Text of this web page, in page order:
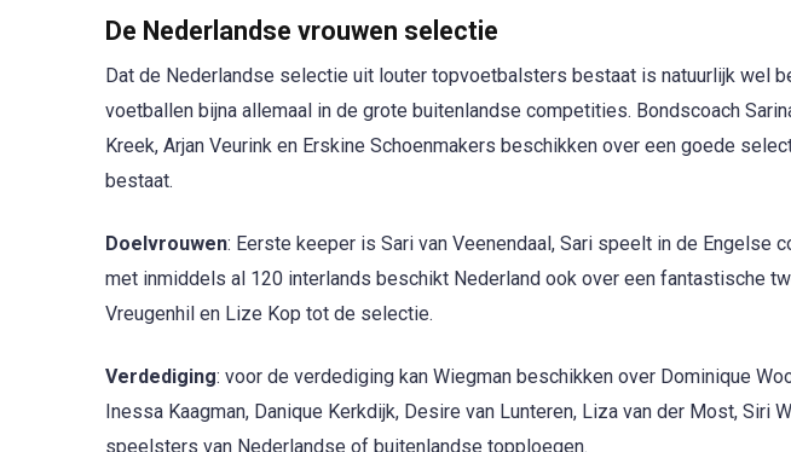
De Nederlandse vrouwen selectie
Dat de Nederlandse selectie uit louter topvoetbalsters bestaat is natuurlijk wel
voetballen bijna allemaal in de grote buitenlandse competities. Bondscoach
Kreek, Arjan Veurink en Erskine Schoenmakers beschikken over een goede
bestaat.
Doelvrouwen: Eerste keeper is Sari van Veenendaal, Sari speelt in de Engelse
met inmiddels al 120 interlands beschikt Nederland ook over een fantastische
Vreugenhil en Lize Kop tot de selectie.
Verdediging: voor de verdediging kan Wiegman beschikken over Dominique
Inessa Kaagman, Danique Kerkdijk, Desire van Lunteren, Liza van der Most, Siri
speelsters van Nederlandse of buitenlandse topploegen.